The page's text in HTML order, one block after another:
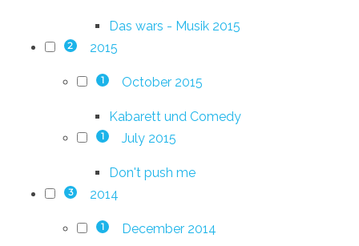
Das wars - Musik 2015
2 2015
1 October 2015
Kabarett und Comedy
1 July 2015
Don't push me
3 2014
1 December 2014